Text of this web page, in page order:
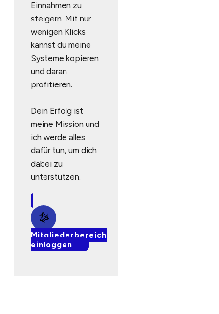
Einnahmen zu
steigern. Mit nur
wenigen Klicks
kannst du meine
Systeme kopieren
und daran
profitieren.
Dein Erfolg ist
meine Mission und
ich werde alles
dafür tun, um dich
dabei zu
unterstützen.
Mitgliederbereich
einloggen